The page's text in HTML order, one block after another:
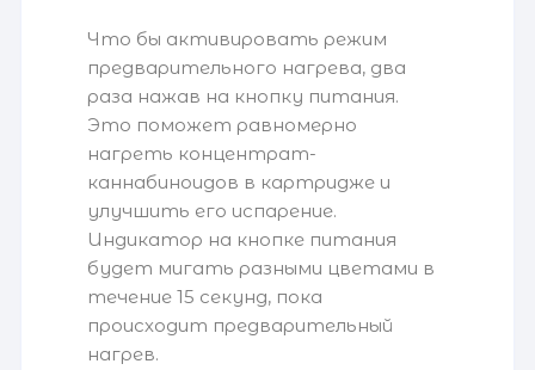
Что бы активировать режим
предварительного нагрева, два
раза нажав на кнопку питания.
Это поможет равномерно
нагреть концентрат-
каннабиноидов в картридже и
улучшить его испарение.
Индикатор на кнопке питания
будет мигать разными цветами в
течение 15 секунд, пока
происходит предварительный
нагрев.